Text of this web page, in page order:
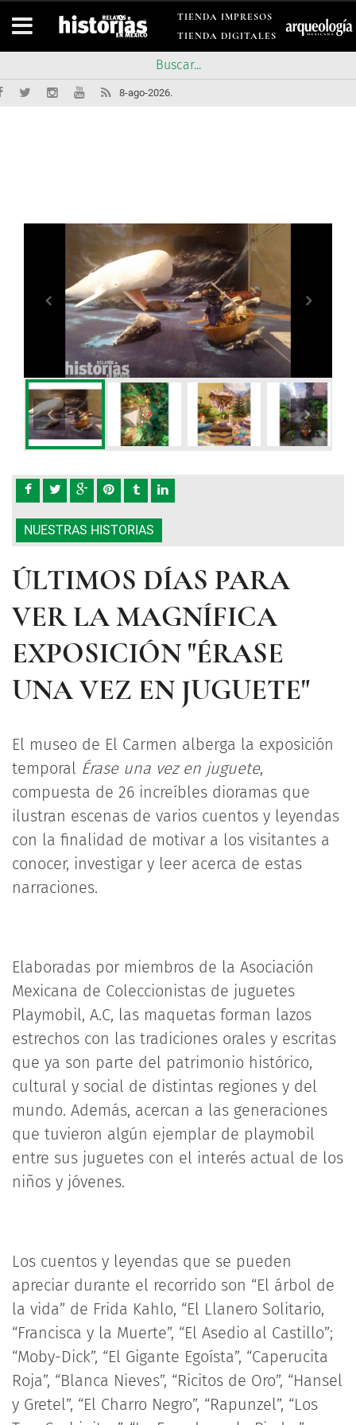
TIENDA IMPRESOS
TIENDA DIGITALES
8-ago-2026.
NUESTRAS HISTORIAS
ÚLTIMOS DÍAS PARA
VER LA MAGNÍFICA
EXPOSICIÓN "ÉRASE
UNA VEZ EN JUGUETE"
El museo de El Carmen alberga la exposición
temporal Érase una vez en juguete,
compuesta de 26 increíbles dioramas que
ilustran escenas de varios cuentos y leyendas
con la finalidad de motivar a los visitantes a
conocer, investigar y leer acerca de estas
narraciones.
Elaboradas por miembros de la Asociación
Mexicana de Coleccionistas de juguetes
Playmobil, A.C, las maquetas forman lazos
estrechos con las tradiciones orales y escritas
que ya son parte del patrimonio histórico,
cultural y social de distintas regiones y del
mundo. Además, acercan a las generaciones
que tuvieron algún ejemplar de playmobil
entre sus juguetes con el interés actual de los
niños y jóvenes.
Los cuentos y leyendas que se pueden
apreciar durante el recorrido son “El árbol de
la vida” de Frida Kahlo, “El Llanero Solitario,
“Francisca y la Muerte”, “El Asedio al Castillo”;
“Moby-Dick”, “El Gigante Egoísta”, “Caperucita
Roja”, “Blanca Nieves”, “Ricitos de Oro”, “Hansel
y Gretel”, “El Charro Negro”, “Rapunzel”, “Los